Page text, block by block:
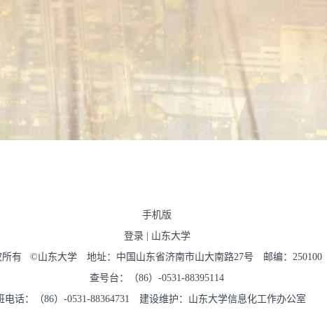
手机版
登录| 山东大学
所有 ©山东大学 地址：中国山东省济南市山大南路27号 邮编：250100
查号台：（86）-0531-88395114
电话：（86）-0531-88364731 建设维护：山东大学信息化工作办公室